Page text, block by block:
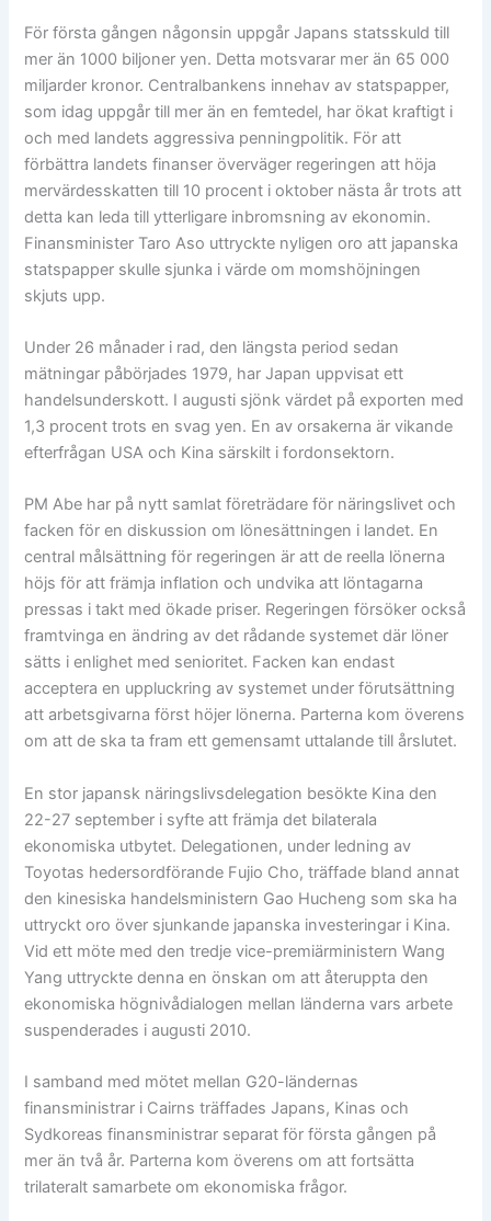
För första gången någonsin uppgår Japans statsskuld till
mer än 1000 biljoner yen. Detta motsvarar mer än 65 000
miljarder kronor. Centralbankens innehav av statspapper,
som idag uppgår till mer än en femtedel, har ökat kraftigt i
och med landets aggressiva penningpolitik. För att
förbättra landets finanser överväger regeringen att höja
mervärdesskatten till 10 procent i oktober nästa år trots att
detta kan leda till ytterligare inbromsning av ekonomin.
Finansminister Taro Aso uttryckte nyligen oro att japanska
statspapper skulle sjunka i värde om momshöjningen
skjuts upp.
Under 26 månader i rad, den längsta period sedan
mätningar påbörjades 1979, har Japan uppvisat ett
handelsunderskott. I augusti sjönk värdet på exporten med
1,3 procent trots en svag yen. En av orsakerna är vikande
efterfrågan USA och Kina särskilt i fordonsektorn.
PM Abe har på nytt samlat företrädare för näringslivet och
facken för en diskussion om lönesättningen i landet. En
central målsättning för regeringen är att de reella lönerna
höjs för att främja inflation och undvika att löntagarna
pressas i takt med ökade priser. Regeringen försöker också
framtvinga en ändring av det rådande systemet där löner
sätts i enlighet med senioritet. Facken kan endast
acceptera en uppluckring av systemet under förutsättning
att arbetsgivarna först höjer lönerna. Parterna kom överens
om att de ska ta fram ett gemensamt uttalande till årslutet.
En stor japansk näringslivsdelegation besökte Kina den
22-27 september i syfte att främja det bilaterala
ekonomiska utbytet. Delegationen, under ledning av
Toyotas hedersordförande Fujio Cho, träffade bland annat
den kinesiska handelsministern Gao Hucheng som ska ha
uttryckt oro över sjunkande japanska investeringar i Kina.
Vid ett möte med den tredje vice-premiärministern Wang
Yang uttryckte denna en önskan om att återuppta den
ekonomiska högnivådialogen mellan länderna vars arbete
suspenderades i augusti 2010.
I samband med mötet mellan G20-ländernas
finansministrar i Cairns träffades Japans, Kinas och
Sydkoreas finansministrar separat för första gången på
mer än två år. Parterna kom överens om att fortsätta
trilateralt samarbete om ekonomiska frågor.